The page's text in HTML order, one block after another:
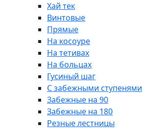
Хай тек
Винтовые
Прямые
На косоуре
На тетивах
На больцах
Гусиный шаг
С забежными ступенями
Забежные на 90
Забежные на 180
Резные лестницы